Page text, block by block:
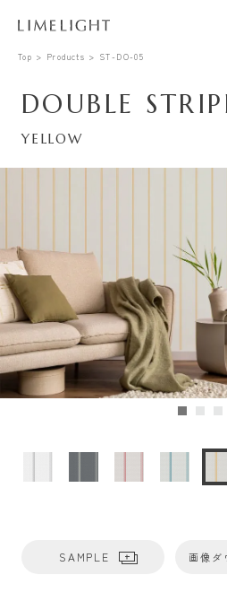
Top Products ST-DO-05
DOUBLE
YELLOW
SAMPLE 画像ダ